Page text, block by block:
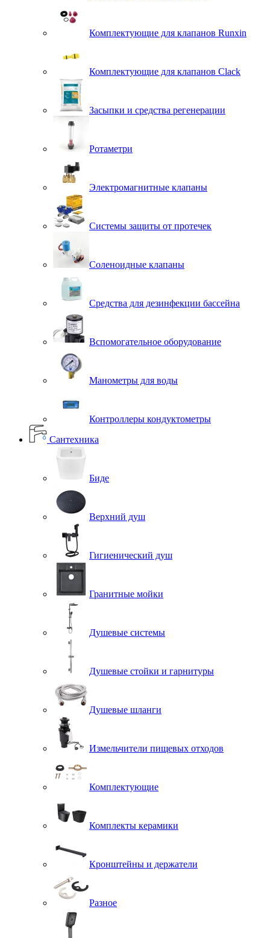
Комплектующие для клапанов Runxin
Комплектующие для клапанов Clack
Засыпки и средства регенерации
Ротаметри
Электромагнитные клапаны
Системы защиты от протечек
Соленоидные клапаны
Средства для дезинфекции бассейна
Вспомогательное оборудование
Манометры для воды
Контроллеры кондуктометры
Сантехника
Биде
Верхний душ
Гигиенический душ
Гранитные мойки
Душевые системы
Душевые стойки и гарнитуры
Душевые шланги
Измельчители пищевых отходов
Комплектующие
Комплекты керамики
Кронштейны и держатели
Разное